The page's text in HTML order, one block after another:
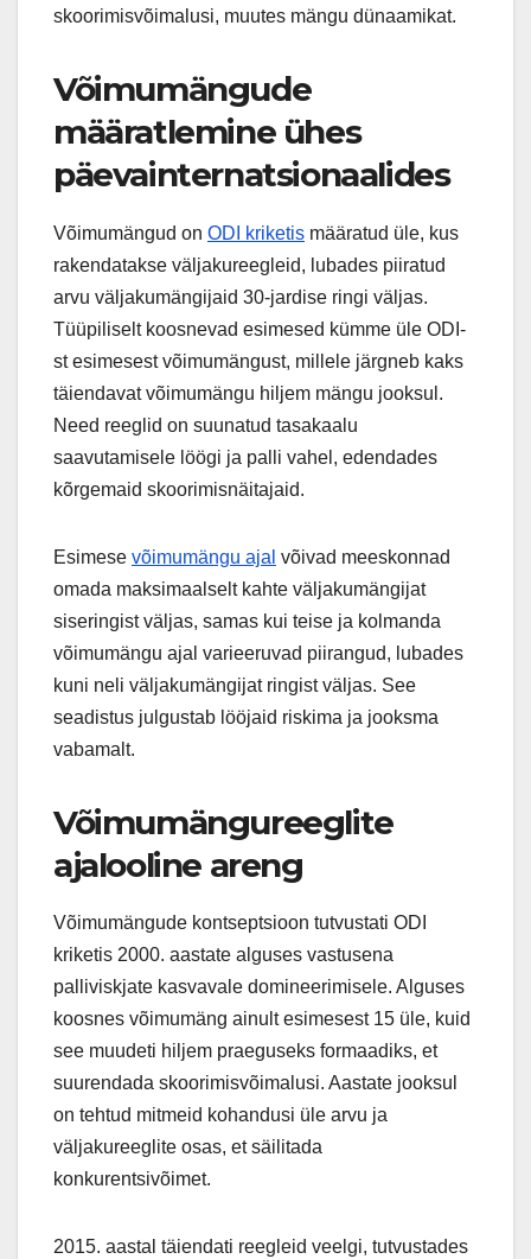
skoorimisvõimalusi, muutes mängu dünaamikat.
Võimumängude
määratlemine ühes
päevainternatsionaalides
Võimumängud on ODI kriketis määratud üle, kus
rakendatakse väljakureegleid, lubades piiratud
arvu väljakumängijaid 30-jardise ringi väljas.
Tüüpiliselt koosnevad esimesed kümme üle ODI-
st esimesest võimumängust, millele järgneb kaks
täiendavat võimumängu hiljem mängu jooksul.
Need reeglid on suunatud tasakaalu
saavutamisele löögi ja palli vahel, edendades
kõrgemaid skoorimisnäitajaid.
Esimese võimumängu ajal võivad meeskonnad
omada maksimaalselt kahte väljakumängijat
siseringist väljas, samas kui teise ja kolmanda
võimumängu ajal varieeruvad piirangud, lubades
kuni neli väljakumängijat ringist väljas. See
seadistus julgustab lööjaid riskima ja jooksma
vabamalt.
Võimumängureeglite
ajalooline areng
Võimumängude kontseptsioon tutvustati ODI
kriketis 2000. aastate alguses vastusena
palliviskjate kasvavale domineerimisele. Alguses
koosnes võimumäng ainult esimesest 15 üle, kuid
see muudeti hiljem praeguseks formaadiks, et
suurendada skoorimisvõimalusi. Aastate jooksul
on tehtud mitmeid kohandusi üle arvu ja
väljakureeglite osas, et säilitada
konkurentsivõimet.
2015. aastal täiendati reegleid veelgi, tutvustades